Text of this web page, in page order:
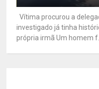
Vítima procurou a
investigado já tinha
própria irmã Um homem f...